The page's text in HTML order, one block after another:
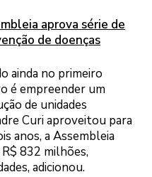
aprova série de
de doenças
ainda no primeiro
é empreender um
de unidades
Curi aproveitou para
anos, a Assembleia
832 milhões,
adicionou.